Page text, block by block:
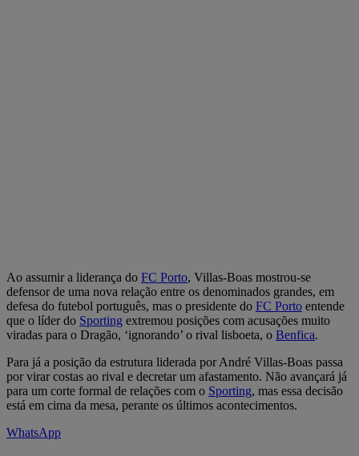
Ao assumir a liderança do FC Porto, Villas-Boas mostrou-se
defensor de uma nova relação entre os denominados grandes, em
defesa do futebol português, mas o presidente do FC Porto entende
que o líder do Sporting extremou posições com acusações muito
viradas para o Dragão, ‘ignorando’ o rival lisboeta, o Benfica.
Para já a posição da estrutura liderada por André Villas-Boas passa
por virar costas ao rival e decretar um afastamento. Não avançará já
para um corte formal de relações com o Sporting, mas essa decisão
está em cima da mesa, perante os últimos acontecimentos.
WhatsApp